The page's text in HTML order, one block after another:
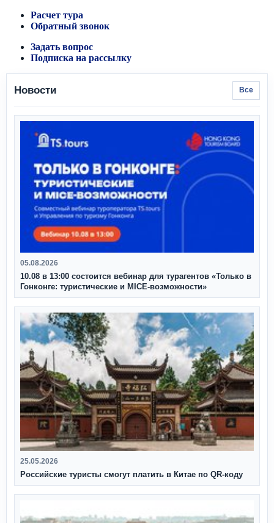
Расчет тура
Обратный звонок
Задать вопрос
Подписка на рассылку
Новости Все
05.08.2026
10.08 в 13:00 состоится вебинар для турагентов «Только в
Гонконге: туристические и MICE-возможности»
25.05.2026
Российские туристы смогут платить в Китае по QR‑коду